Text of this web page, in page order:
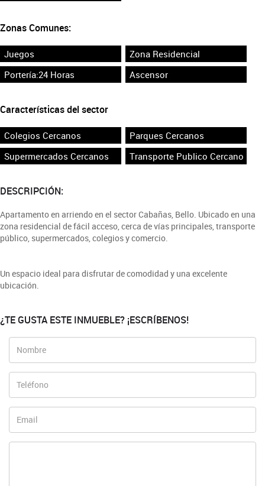
Zonas Comunes:
Juegos
Zona Residencial
Portería:24 Horas
Ascensor
Características del sector
Colegios Cercanos
Parques Cercanos
Supermercados Cercanos
Transporte Publico Cercano
DESCRIPCIÓN:
Apartamento en arriendo en el sector Cabañas, Bello. Ubicado en una
zona residencial de fácil acceso, cerca de vías principales, transporte
público, supermercados, colegios y comercio.
Un espacio ideal para disfrutar de comodidad y una excelente
ubicación.
¿TE GUSTA ESTE INMUEBLE? ¡ESCRÍBENOS!